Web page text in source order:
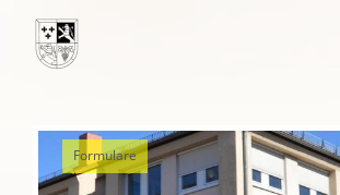
Nachrichten
Leben
Formulare